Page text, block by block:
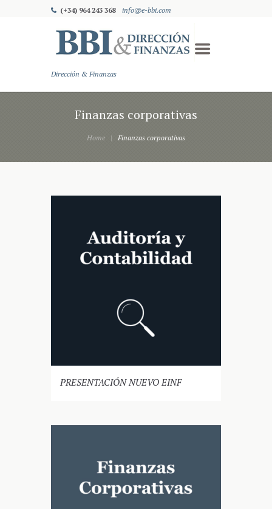
(+34) 964 243 368 info@e-bbi.com
Dirección & Finanzas
Finanzas corporativas
Home Finanzas corporativas
PRESENTACIÓN NUEVO EINF